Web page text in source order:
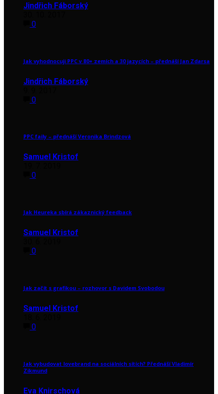
Jindřich Fáborský
0
Jak vyhodnocuji PPC v 80+ zemích a 30 jazycích – přednáší Jan Zdarsa
Jindřich Fáborský
0
PPC faily – přednáší Veronika Brindzová
Samuel Kristof
0
Jak Heureka sbírá zákaznický feedback
Samuel Kristof
0
Jak začít s grafikou – rozhovor s Davidem Svobodou
Samuel Kristof
0
Jak vybudovat lovebrand na sociálních sítích? Přednáší Vladimír
Zikmund
Eva Knirschová